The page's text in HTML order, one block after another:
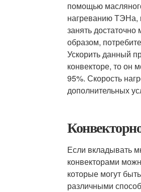
помощью
нагреванию ТЭНа,
занять
образом,
Ускорить данный
конвекторе, то он
95%. Скорость
дополнительных
Если вкладывать
конвекторами
которые могут
различными